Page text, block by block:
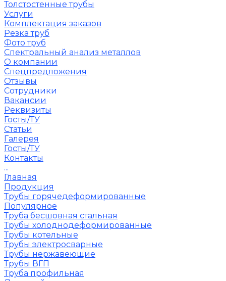
Толстостенные трубы
Услуги
Комплектация заказов
Резка труб
Фото труб
Спектральный анализ металлов
О компании
Спецпредложения
Отзывы
Сотрудники
Вакансии
Реквизиты
Госты/ТУ
Статьи
Галерея
Госты/ТУ
Контакты
...
Главная
Продукция
Трубы горячедеформированные
Популярное
Труба бесшовная стальная
Трубы холоднодеформированные
Трубы котельные
Трубы электросварные
Трубы нержавеющие
Трубы ВГП
Труба профильная